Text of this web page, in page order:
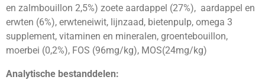
en zalmbouillon 2,5%) zoete aardappel (27%), aardappel en
erwten (6%), erwteneiwit, lijnzaad, bietenpulp, omega 3
supplement, vitaminen en mineralen, groentebouillon,
moerbei (0,2%), FOS (96mg/kg), MOS(24mg/kg)
Analytische bestanddelen: